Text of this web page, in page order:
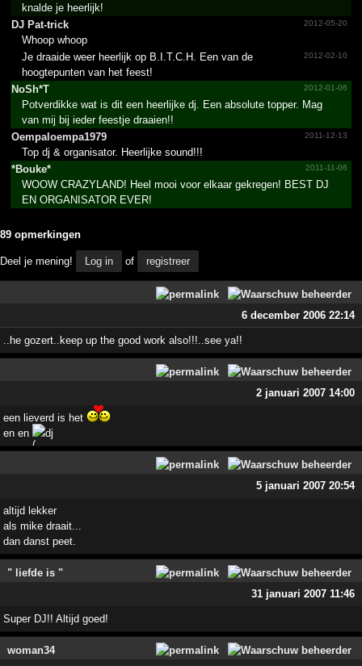
knalde je heerlijk!
DJ Pat-trick
2012-05-20
Whoop whoop
2012-02-10
Je draaide weer heerlijk op B.I.T.C.H. Een van de
hoogtepunten van het feest!
NoSh*T
2012-01-06
Potverdikke wat is dit een heerlijke dj. Een absolute topper. Mag
van mij bij ieder feestje draaien!!
Oempal­oempa1­979
2011-12-13
Top dj & organisator. Heerlijke sound!!!
*Bouke*
2011-11-06
WOOW CRAZYLAND! Heel mooi voor elkaar gekregen! BEST DJ
EN ORGANISATOR EVER!
89 opmerkingen
Deel je mening! Log in of registreer
6 december 2006 22:14
..he gozert..keep up the good work also!!!..see ya!!
2 januari 2007 14:00
een lieverd is het
en en
dj
5 januari 2007 20:54
altijd lekker
als mike draait...
dan danst peet.
" liefde is "
31 januari 2007 11:46
Super DJ!! Altijd goed!
woman34